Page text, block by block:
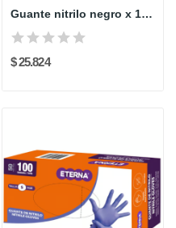
Guante nitrilo negro x 100 und
$ 25.824